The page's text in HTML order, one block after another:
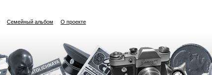
Семейный альбом О проекте